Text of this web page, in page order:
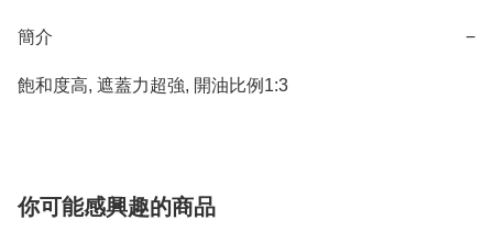
簡介 −
飽和度高, 遮蓋力超強, 開油比例1:3
你可能感興趣的商品